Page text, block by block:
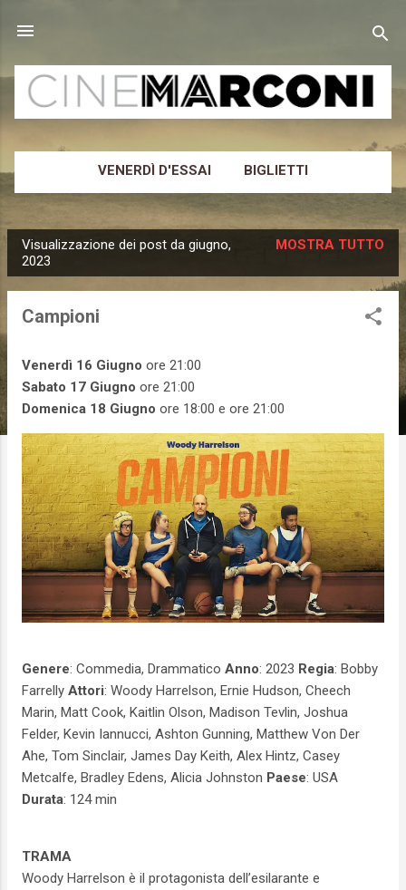
VENERDÌ D'ESSAI BIGLIETTI
CINEMA MARCONI ALTRO… NEWSLETTER
o
Visualizzazione dei post da giugno,
2023
MOSTRA TUTTO
Campioni
Venerdì 16 Giugno ore 21:00
Sabato 17 Giugno ore 21:00
Domenica 18 Giugno ore 18:00 e ore 21:00
Genere: Commedia, Drammatico Anno: 2023 Regia: Bobby
Farrelly Attori: Woody Harrelson, Ernie Hudson, Cheech
Marin, Matt Cook, Kaitlin Olson, Madison Tevlin, Joshua
Felder, Kevin Iannucci, Ashton Gunning, Matthew Von Der
Ahe, Tom Sinclair, James Day Keith, Alex Hintz, Casey
Metcalfe, Bradley Edens, Alicia Johnston Paese: USA
Durata: 124 min
TRAMA
Woody Harrelson è il protagonista dell’esilarante e